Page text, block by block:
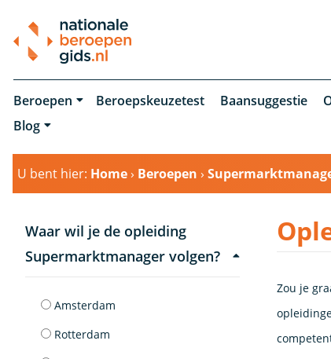
Beroepen Beroepskeuzetest Baansuggestie
Blog
U bent hier: Home› Beroepen ›
Waar wil je de opleiding
Supermarktmanager volgen?
Amsterdam
Rotterdam
Zou je